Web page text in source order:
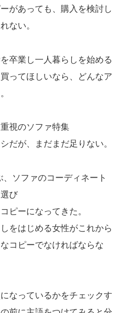
があっても、購入を検討し
ない。
卒業し一人暮らしを始める
ってほしいなら、どんなア
視のソファ特集
だが、まだまだ足りない。
ソファのコーディネート
び
ピーになってきた。
をはじめる女性がこれから
コピーでなければならな
なっているかをチェックす